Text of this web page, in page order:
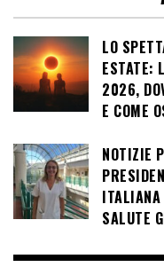
LO
ESTATE:
2026,
E COME
NOTIZIE
SALUTE